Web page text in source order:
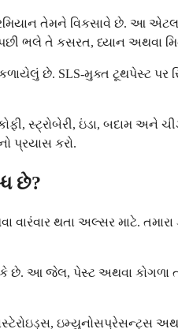
તેમને વિકસાવે છે. આ
ભલે તે કસરત, ધ્યાન અથવા
છે. SLS-મુક્ત ટૂથપેસ્ટ
સ્ટ્રોબેરી, ઇંડા, બદામ
પ્રયાસ કરો.
છે?
થતા અલ્સર માટે.
શકે છે. આ જેલ, પેસ્ટ અથવા
ઇમ્યુનોસપ્રેસન્ટ્સ